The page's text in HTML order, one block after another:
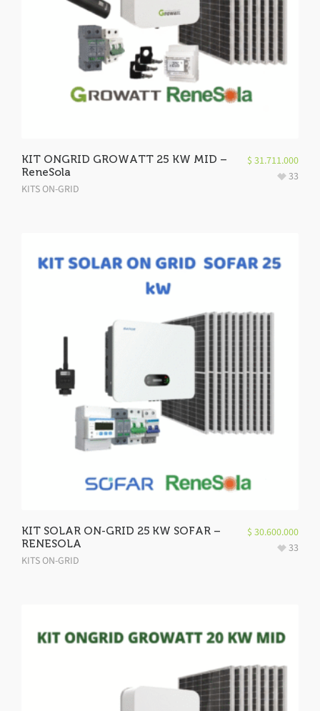
KIT ONGRID GROWATT 25 KW MID –
ReneSola
KITS ON-GRID
$ 31.711.000
33
KIT SOLAR ON-GRID 25 KW SOFAR –
RENESOLA
KITS ON-GRID
$ 30.600.000
33